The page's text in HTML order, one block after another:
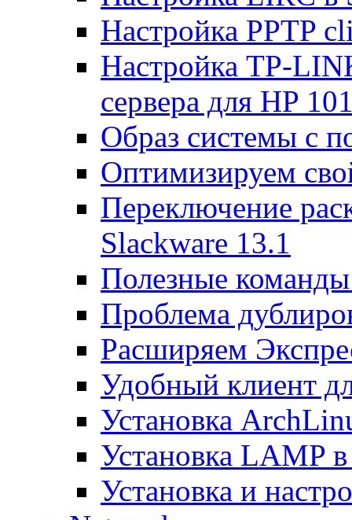
Настройка PPTP
Настройка TP-
сервера для HP
Образ системы с
Оптимизируем
Переключение
Slackware 13.1
Полезные
Проблема
Расширяем
Удобный клиент
Установка
Установка LAMP
Установка и